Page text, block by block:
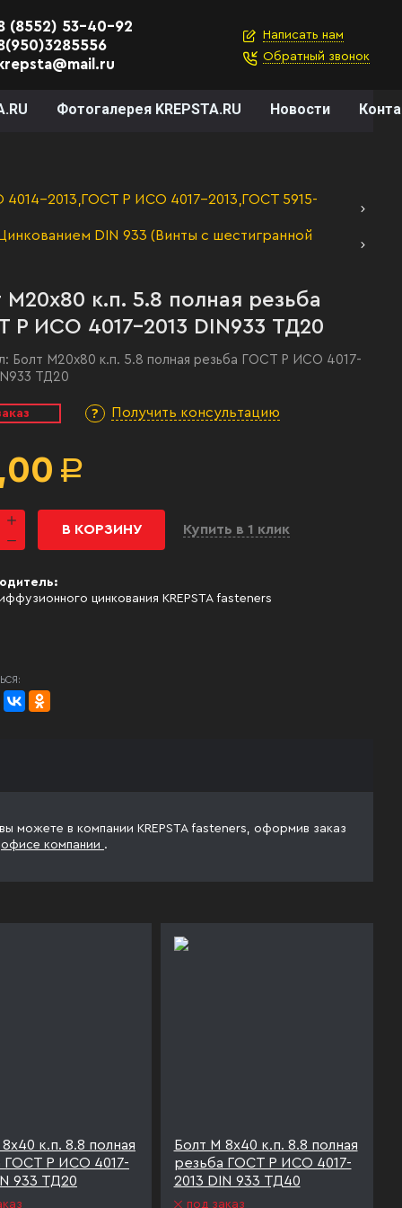
(8552) 53-40-92
krepsta@mail.ru
Написать нам
Обратный звонок
Фотогалерея KREPSTA.RU Новости
2013,ГОСТ Р ИСО 4017-2013,ГОСТ 5915-
DIN 933 (Винты с шестигранной
М20х80 к.п. 5.8 полная резьба
Р ИСО 4017-2013 DIN933 ТД20
Болт М20х80 к.п. 5.8 полная резьба ГОСТ Р ИСО 4017-
ТД20
Получить консультацию
Р
В КОРЗИНУ Купить в 1 клик
цинкования KREPSTA fasteners
можете в компании KREPSTA fasteners, оформив заказ
офисе компании .
к.п. 8.8 полная
ГОСТ Р ИСО 4017-
933 ТД20
Болт М 8х40 к.п. 8.8 полная
резьба ГОСТ Р ИСО 4017-
2013 DIN 933 ТД40
под заказ